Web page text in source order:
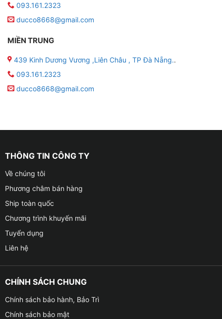
093.161.2323
ducco8668@gmail.com
MIỀN TRUNG
439 Kinh Dương Vương ,Liên Châu , TP Đà Nẵng..
093.161.2323
ducco8668@gmail.com
THÔNG TIN CÔNG TY
Về chúng tôi
Phương châm bán hàng
Ship toàn quốc
Chương trình khuyến mãi
Tuyển dụng
Liên hệ
CHÍNH SÁCH CHUNG
Chính sách bảo hành, Bảo Trì
Chính sách bảo mật